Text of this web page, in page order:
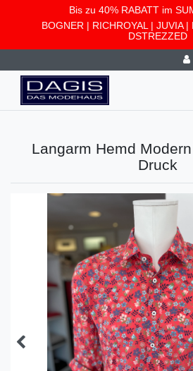
Bis zu 40% RABATT im
BOGNER | RICHROYAL | JUVIA|
DSTREZZED
Langarm Hemd
Druck